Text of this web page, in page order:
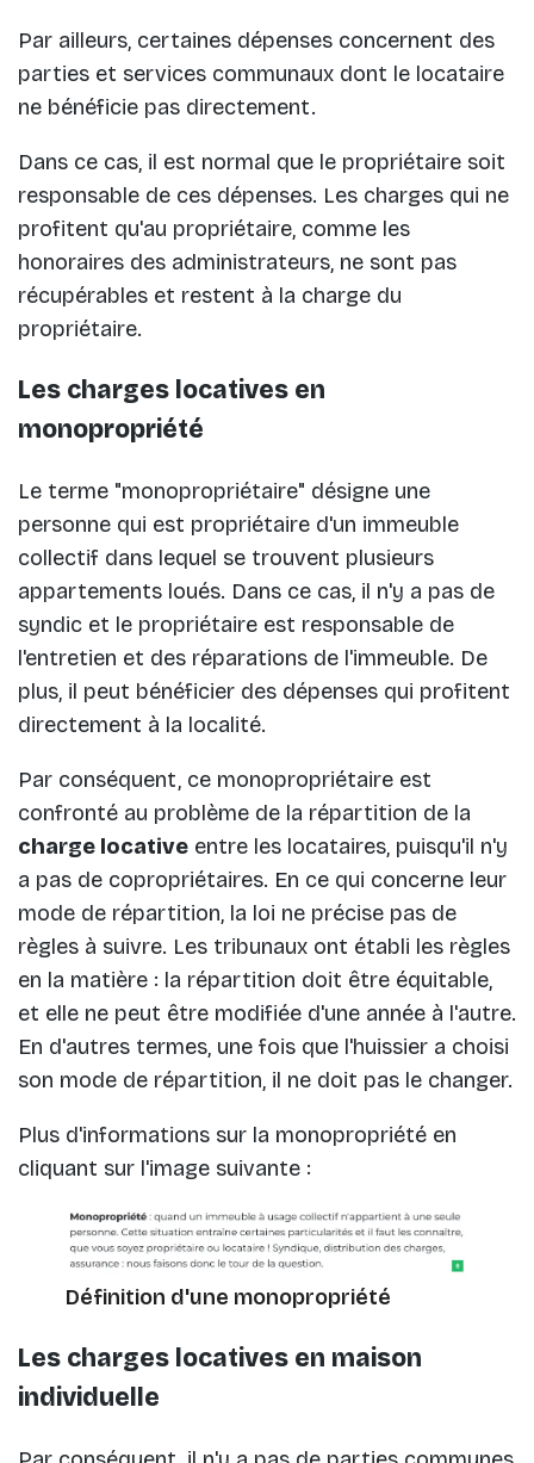
Par ailleurs, certaines dépenses concernent des
parties et services communaux dont le locataire
ne bénéficie pas directement.
Dans ce cas, il est normal que le propriétaire soit
responsable de ces dépenses. Les charges qui ne
profitent qu'au propriétaire, comme les
honoraires des administrateurs, ne sont pas
récupérables et restent à la charge du
propriétaire.
Les charges locatives en
monopropriété
Le terme "monopropriétaire" désigne une
personne qui est propriétaire d'un immeuble
collectif dans lequel se trouvent plusieurs
appartements loués. Dans ce cas, il n'y a pas de
syndic et le propriétaire est responsable de
l'entretien et des réparations de l'immeuble. De
plus, il peut bénéficier des dépenses qui profitent
directement à la localité.
Par conséquent, ce monopropriétaire est
confronté au problème de la répartition de la
charge locative entre les locataires, puisqu'il n'y
a pas de copropriétaires. En ce qui concerne leur
mode de répartition, la loi ne précise pas de
règles à suivre. Les tribunaux ont établi les règles
en la matière : la répartition doit être équitable,
et elle ne peut être modifiée d'une année à l'autre.
En d'autres termes, une fois que l'huissier a choisi
son mode de répartition, il ne doit pas le changer.
Plus d'informations sur la monopropriété en
cliquant sur l'image suivante :
Définition d'une monopropriété
Les charges locatives en maison
individuelle